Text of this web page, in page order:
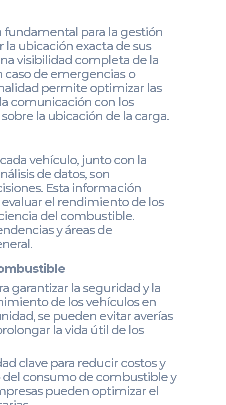
fundamental para la gestión
ubicación exacta de sus
visibilidad completa de la
de emergencias o
permite optimizar las
comunicación con los
la ubicación de la carga.
vehículo, junto con la
de datos, son
Esta información
el rendimiento de los
del combustible.
y áreas de
garantizar la seguridad y la
de los vehículos en
se pueden evitar averías
la vida útil de los
clave para reducir costos y
consumo de combustible y
pueden optimizar el